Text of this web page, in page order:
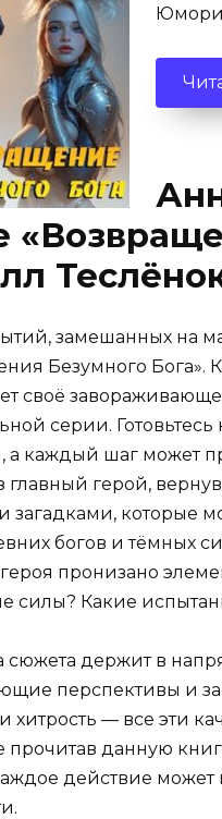
замешанных на
Безумного Бога».
своё
серии.
а каждый шаг может
главный герой,
загадками, которые
богов и тёмных
пронизано
силы? Какие
держит в
перспективы и
хитрость — все эти
прочитав данную
действие